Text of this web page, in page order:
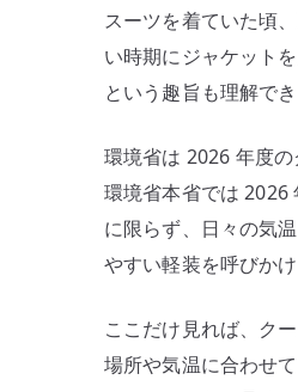
スーツを着ていた頃
い時期にジャケット
という趣旨も理解でき
環境省は 2026 年度
環境省本省では 2026
に限らず、日々の気
やすい軽装を呼びかけ
ここだけ見れば、ク
場所や気温に合わせ